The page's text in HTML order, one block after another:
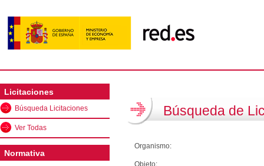
Licitaciones
Búsqueda Licitaciones
Ver Todas
Normativa
Búsqueda de
Organismo:
Objeto: